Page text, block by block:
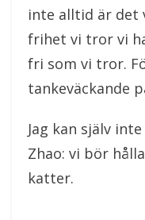
inte alltid är det
frihet vi tror vi
fri som vi tror.
tankeväckande
Jag kan själv
Zhao: vi bör
katter.